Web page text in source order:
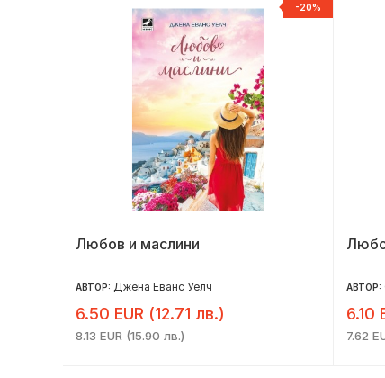
-20%
Любов и маслини
АВТОР: Джена Еванс Уелч
6.50 EUR (12.71 лв.)
8.13 EUR (15.90 лв.)
АВТОР:
6.10
7.62